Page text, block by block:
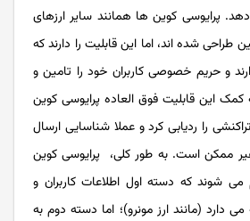
دهد. پرایوسی کوین ها همانند سایر ارزهای
طراحی شده اند، اما این قابلیت را دارند که
و حریم خصوصی کاربران خود را تامین و
این قابلیت فوق العاده پرایوسی کوین
را ردیابی کرد و عملا شناسایی ارسال
ممکن است. به طور کلی، پرایوسی کوین‌
شوند که دسته اول اطلاعات کاربران و
دارد (مانند ارز مونرو)؛ اما دسته دوم به